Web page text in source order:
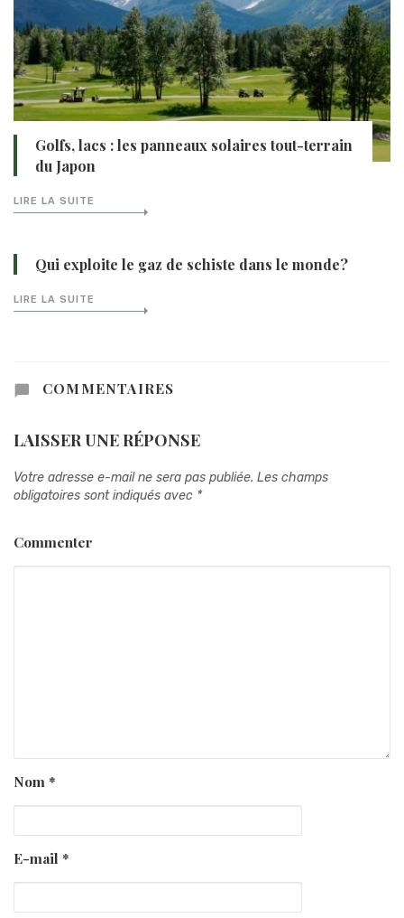
Golfs, lacs : les panneaux solaires tout-terrain
du Japon
LIRE LA SUITE
Qui exploite le gaz de schiste dans le monde?
LIRE LA SUITE
COMMENTAIRES
LAISSER UNE RÉPONSE
Votre adresse e-mail ne sera pas publiée. Les champs
obligatoires sont indiqués avec *
Commenter
Nom*
E-mail *